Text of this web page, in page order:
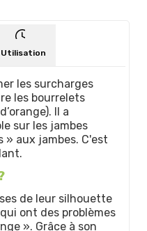
Utilisation
les surcharges
les bourrelets
Il a
sur les jambes
» aux jambes. C'est
de leur silhouette
ont des problèmes
». Grâce à son